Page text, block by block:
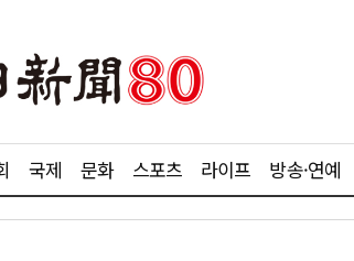
국제 문화 스포츠 라이프 방송·연예